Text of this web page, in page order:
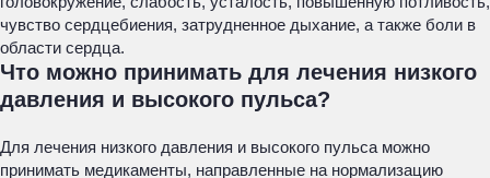
чувство сердцебиения, затрудненное дыхание, а также боли в
области сердца.
Что можно принимать для лечения низкого
давления и высокого пульса?
Для лечения низкого давления и высокого пульса можно
принимать медикаменты, направленные на нормализацию